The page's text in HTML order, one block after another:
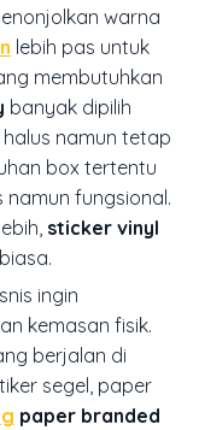
warna
lebih pas untuk
membutuhkan
banyak dipilih
namun tetap
box tertentu
fungsional.
sticker vinyl
ingin
kemasan fisik.
berjalan di
segel, paper
paper branded